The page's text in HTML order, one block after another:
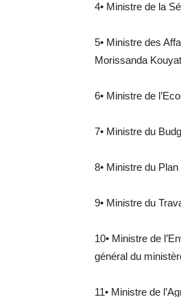
4• Ministre de la
5• Ministre des
Morissanda
6• Ministre de
7• Ministre du
8• Ministre du
9• Ministre du
10• Ministre de
général du
11• Ministre de